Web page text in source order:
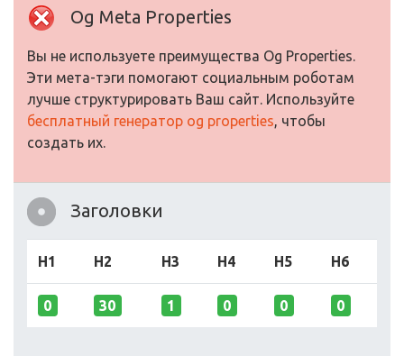
Og Meta Properties
Вы не используете преимущества Og Properties.
Эти мета-тэги помогают социальным роботам
лучше структурировать Ваш сайт. Используйте
бесплатный генератор og properties, чтобы
создать их.
Заголовки
H1 H2 H3 H4 H5 H6
0 30 1 0 0 0